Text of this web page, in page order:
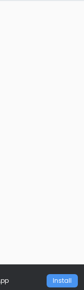
Install